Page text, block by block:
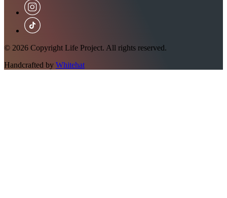
© 2026 Copyright Life Project. All rights reserved.
Handcrafted by Whitehat